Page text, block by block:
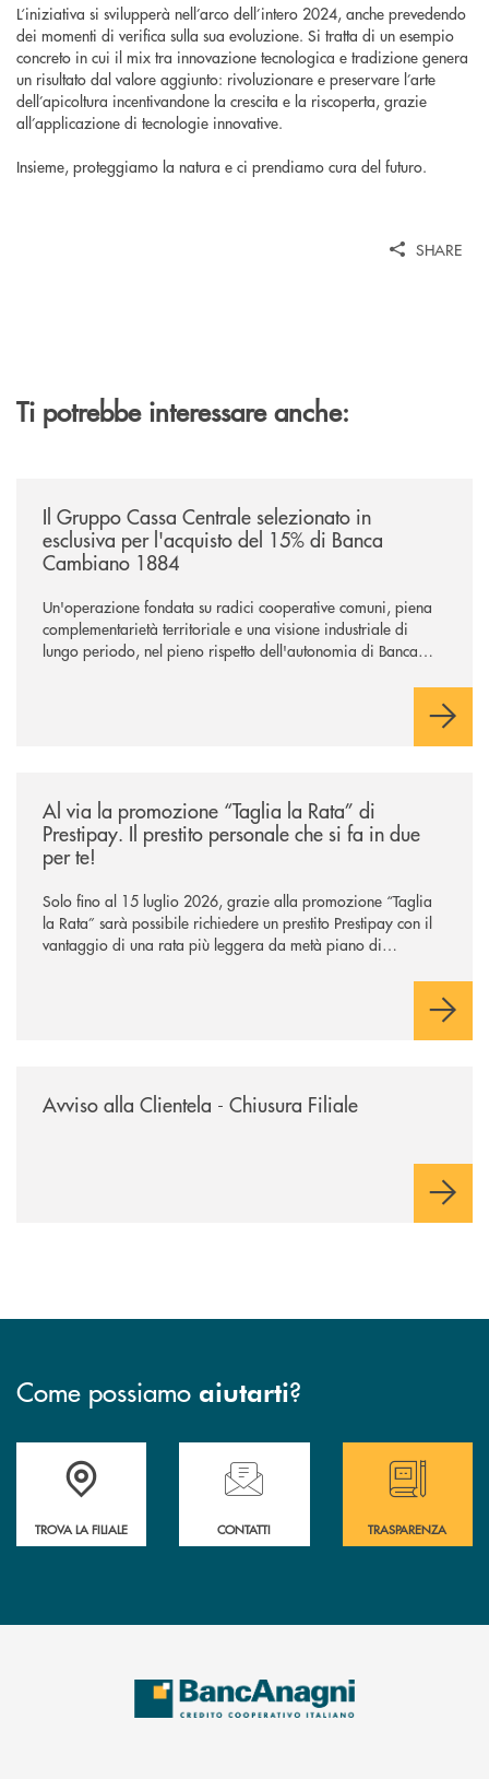
L‘iniziativa si svilupperà nell’arco dell’intero 2024, anche prevedendo
dei momenti di verifica sulla sua evoluzione. Si tratta di un esempio
concreto in cui il mix tra innovazione tecnologica e tradizione genera
un risultato dal valore aggiunto: rivoluzionare e preservare l’arte
dell’apicoltura incentivandone la crescita e la riscoperta, grazie
all’applicazione di tecnologie innovative.
Insieme, proteggiamo la natura e ci prendiamo cura del futuro.
SHARE
Ti potrebbe interessare anche:
Il Gruppo Cassa Centrale selezionato in
esclusiva per l'acquisto del 15% di Banca
Cambiano 1884
Un'operazione fondata su radici cooperative comuni, piena
complementarietà territoriale e una visione industriale di
lungo periodo, nel pieno rispetto dell'autonomia di Banca
negoziazione esclusiva per la finalizzazione dell’operazione.
Al via la promozione “Taglia la Rata” di
Prestipay. Il prestito personale che si fa in due
per te!
Solo fino al 15 luglio 2026, grazie alla promozione “Taglia
la Rata” sarà possibile richiedere un prestito Prestipay con il
vantaggio di una rata più leggera da metà piano di
Avviso alla Clientela - Chiusura Filiale
Come possiamo aiutarti?
Accedi all' elenco completo delle filiali
TROVA LA FILIALE
Hai bisogno di assistenza immediata ?
CONTATTI
Hai bisogno di
TRASPARENZA